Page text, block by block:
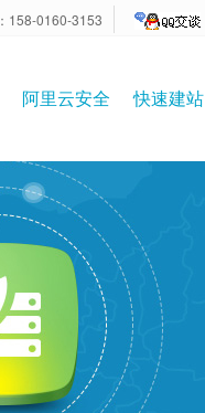
158-0160-3153
阿里云安全 快速建站